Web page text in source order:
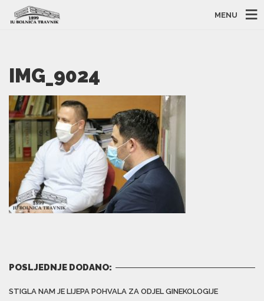
MENU
IMG_9024
POSLJEDNJE DODANO:
STIGLA NAM JE LIJEPA POHVALA ZA ODJEL GINEKOLOGIJE